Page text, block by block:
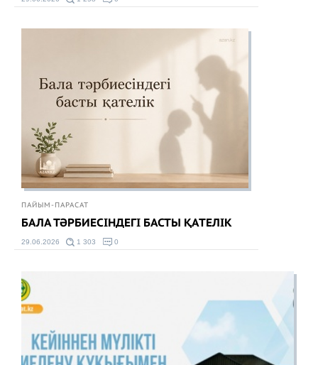
ПАЙЫМ-ПАРАСАТ
БАЛА ТӘРБИЕСІНДЕГІ БАСТЫ ҚАТЕЛІК
29.06.2026 1 303 0